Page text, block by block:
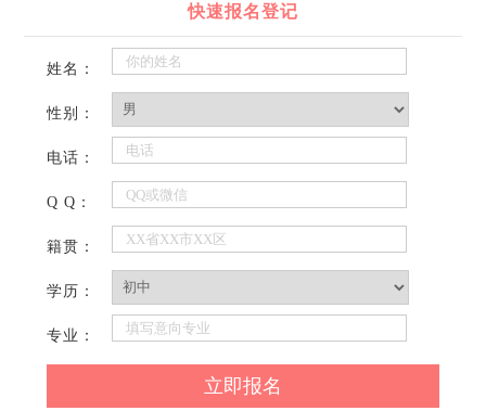
快速报名登记
姓名：
性别：
电话：
Q Q：
籍贯：
学历：
专业：